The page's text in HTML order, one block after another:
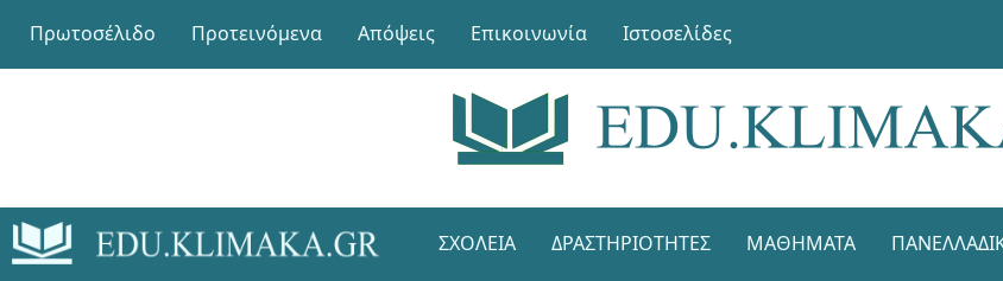
Πρωτοσέλιδο Προτεινόμενα Απόψεις Επικοινωνία Ιστοσελίδες
ΣΧΟΛΕΊΑ ΔΡΑΣΤΗΡΙΌΤΗΤΕΣ ΜΑΘΉΜΑΤΑ